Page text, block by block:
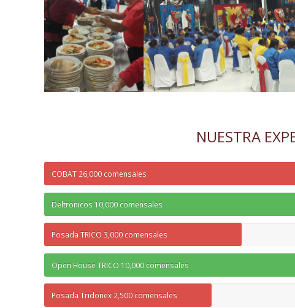
NUESTRA
COBAT 26,000 comensales
Deltronicos 10,000 comensales
Posada TRICO 3,000 comensales
Open House TRICO 10,000 comensales
Posada Tridonex 2,500 comensales